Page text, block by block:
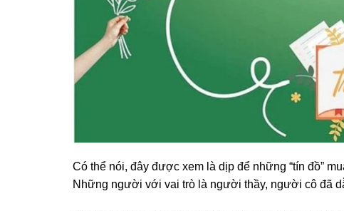
Có thể nói, đây được xem là dịp để những “tín đồ”
Những người với vai trò là người thầy, người cô đã